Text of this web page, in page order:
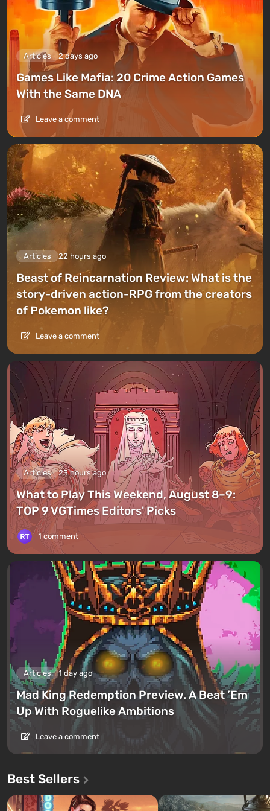
Articles 2 days ago
Games Like Mafia: 20 Crime Action Games
With the Same DNA
Leave a comment
Articles 22 hours ago
Beast of Reincarnation Review: What is the
story-driven action-RPG from the creators
of Pokemon like?
Leave a comment
Articles 23 hours ago
What to Play This Weekend, August 8–9:
TOP 9 VGTimes Editors' Picks
1 comment
Articles 1 day ago
Mad King Redemption Preview. A Beat ’Em
Up With Roguelike Ambitions
Leave a comment
Best Sellers